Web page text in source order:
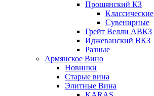
Прошянский КЗ
Классические
Сувенирные
Грейт Велли АВКЗ
Иджеванский ВКЗ
Разные
Армянское Вино
Новинки
Старые вина
Элитные Вина